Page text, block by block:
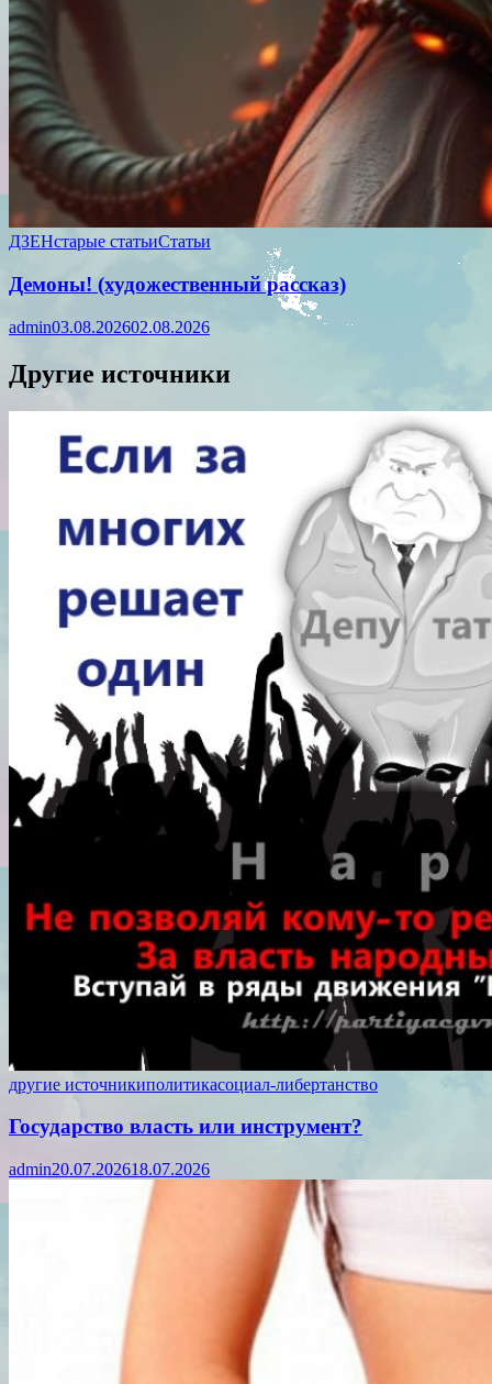
ДЗЕНстарые статьиСтатьи
Демоны! (художественный рассказ)
admin03.08.202602.08.2026
Другие источники
другие источникиполитикасоциал-либертанство
Государство власть или инструмент?
admin20.07.202618.07.2026